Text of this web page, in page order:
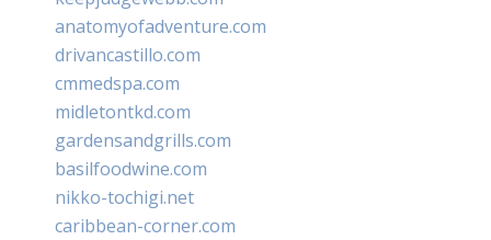
anatomyofadventure.com
drivancastillo.com
cmmedspa.com
midletontkd.com
gardensandgrills.com
basilfoodwine.com
nikko-tochigi.net
caribbean-corner.com